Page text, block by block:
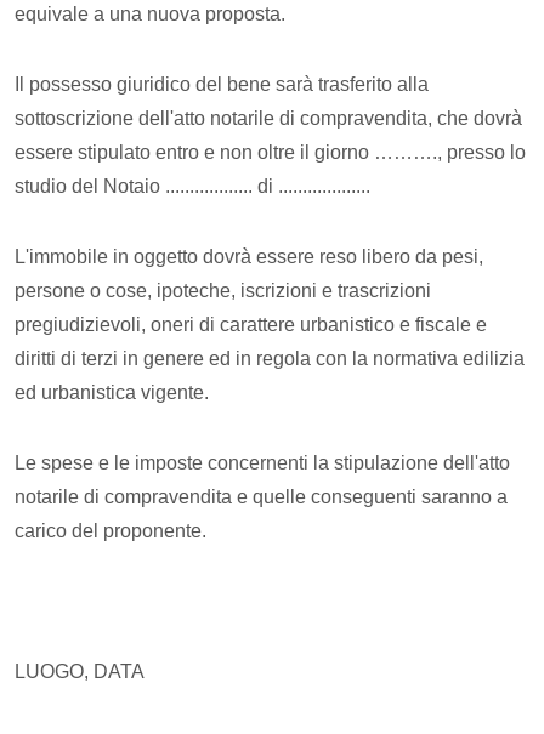
equivale a una nuova proposta.
Il possesso giuridico del bene sarà trasferito alla
sottoscrizione dell'atto notarile di compravendita, che dovrà
essere stipulato entro e non oltre il giorno ………., presso lo
studio del Notaio .................. di ...................
L'immobile in oggetto dovrà essere reso libero da pesi,
persone o cose, ipoteche, iscrizioni e trascrizioni
pregiudizievoli, oneri di carattere urbanistico e fiscale e
diritti di terzi in genere ed in regola con la normativa edilizia
ed urbanistica vigente.
Le spese e le imposte concernenti la stipulazione dell'atto
notarile di compravendita e quelle conseguenti saranno a
carico del proponente.
LUOGO, DATA